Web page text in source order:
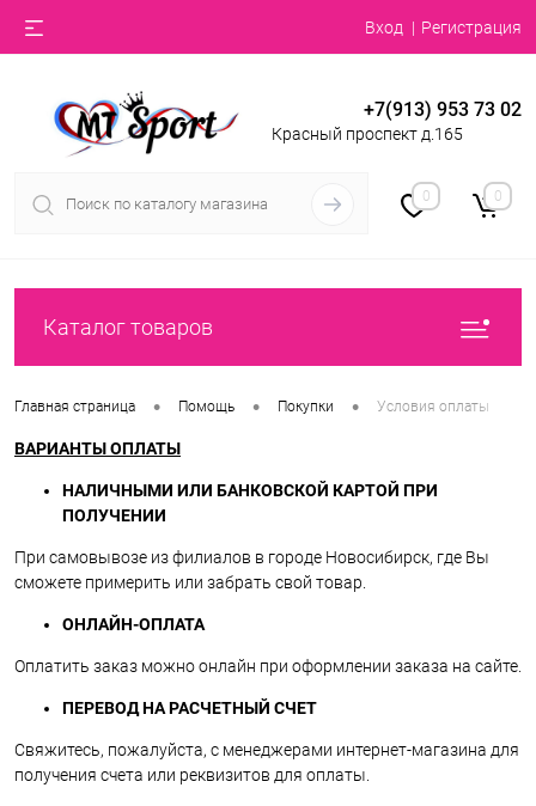
Вход Регистрация
+7(913) 953 73 02
Красный проспект д.165
0 0
Каталог товаров
Главная страница • Помощь • Покупки • Условия оплаты
ВАРИАНТЫ ОПЛАТЫ
НАЛИЧНЫМИ ИЛИ БАНКОВСКОЙ КАРТОЙ ПРИ
ПОЛУЧЕНИИ
При самовывозе из филиалов в городе Новосибирск, где Вы
сможете примерить или забрать свой товар.
ОНЛАЙН-ОПЛАТА
Оплатить заказ можно онлайн при оформлении заказа на сайте.
ПЕРЕВОД НА РАСЧЕТНЫЙ СЧЕТ
Свяжитесь, пожалуйста, с менеджерами интернет-магазина для
получения счета или реквизитов для оплаты.